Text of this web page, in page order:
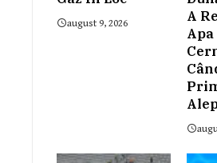
august 9, 2026
A